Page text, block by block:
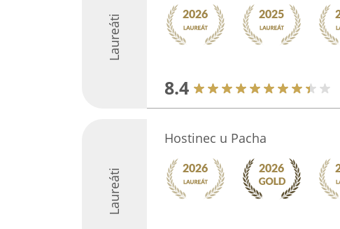
Laureáti
8.4
Laureáti
Hostinec u Pacha